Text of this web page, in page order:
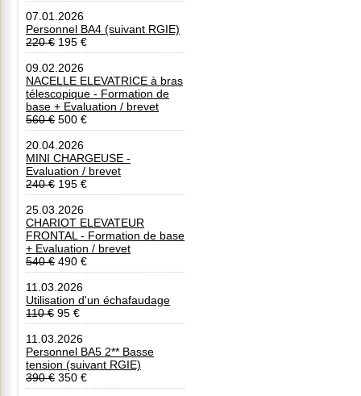
07.01.2026
Personnel BA4 (suivant RGIE)
220 € 195 €
09.02.2026
NACELLE ELEVATRICE à bras
télescopique - Formation de
base + Evaluation / brevet
560 € 500 €
20.04.2026
MINI CHARGEUSE -
Evaluation / brevet
240 € 195 €
25.03.2026
CHARIOT ELEVATEUR
FRONTAL - Formation de base
+ Evaluation / brevet
540 € 490 €
11.03.2026
Utilisation d'un échafaudage
110 € 95 €
11.03.2026
Personnel BA5 2** Basse
tension (suivant RGIE)
390 € 350 €